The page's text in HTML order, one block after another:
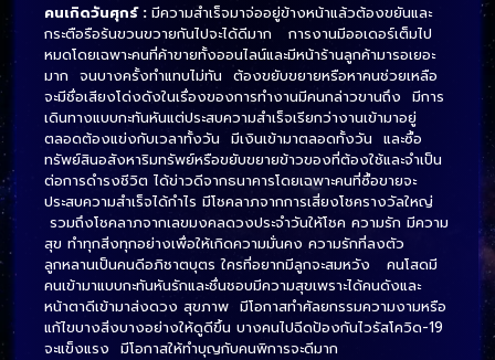
คนเกิดวันศุกร์ : มีความสำเร็จมาจ่ออยู่ข้างหน้าแล้วต้องขยันและ
กระตือรือร้นขวนขวายกันไปจะได้ดีมาก การงานมีออเดอร์เต็มไป
หมดโดยเฉพาะคนที่ค้าขายทั้งออนไลน์และมีหน้าร้านลูกค้ามารอเยอะ
มาก จนบางครั้งทำแทบไม่ทัน ต้องขยับขยายหรือหาคนช่วยเหลือ
จะมีชื่อเสียงโด่งดังในเรื่องของการทำงานมีคนกล่าวขานถึง มีการ
เดินทางแบบกะทันหันแต่ประสบความสำเร็จเรียกว่างานเข้ามาอยู่
ตลอดต้องแข่งกับเวลาทั้งวัน มีเงินเข้ามาตลอดทั้งวัน และซื้อ
ทรัพย์สินอสังหาริมทรัพย์หรือขยับขยายข้าวของที่ต้องใช้และจำเป็น
ต่อการดำรงชีวิต ได้ข่าวดีจากธนาคารโดยเฉพาะคนที่ซื้อขายจะ
ประสบความสำเร็จได้กำไร มีโชคลาภจากการเสี่ยงโชครางวัลใหญ่
รวมถึงโชคลาภจากเลขมงคลดวงประจำวันให้โชค ความรัก มีความ
สุข ทำทุกสิ่งทุกอย่างเพื่อให้เกิดความมั่นคง ความรักที่ลงตัว
ลูกหลานเป็นคนดีอภิชาตบุตร ใครที่อยากมีลูกจะสมหวัง คนโสดมี
คนเข้ามาแบบกะทันหันรักและชื่นชอบมีความสุขเพราะได้คนดังและ
หน้าตาดีเข้ามาส่งดวง สุขภาพ มีโอกาสทำศัลยกรรมความงามหรือ
แก้ไขบางสิ่งบางอย่างให้ดูดีขึ้น บางคนไปฉีดป้องกันไวรัสโควิด-19
จะแข็งแรง มีโอกาสให้ทำบุญกับคนพิการจะดีมาก